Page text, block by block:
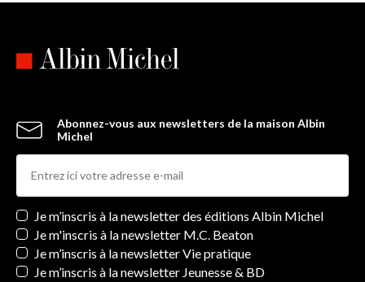
Abonnez-vous aux newsletters de la maison Albin
Michel
Newsletters
Je m’inscris à la newsletter des éditions Albin Michel
Je m'inscris à la newsletter M.C. Beaton
Je m’inscris à la newsletter Vie pratique
Je m’inscris à la newsletter Jeunesse & BD